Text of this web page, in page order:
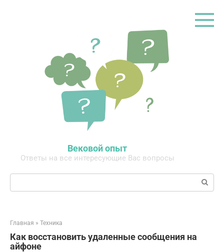
Вековой опыт
Ответы на все интересующие Вас вопросы
Поиск:
Главная » Техника
Как восстановить удаленные сообщения на
айфоне